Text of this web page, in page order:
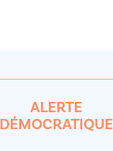
ALERTE
DÉMOCRATIQUE